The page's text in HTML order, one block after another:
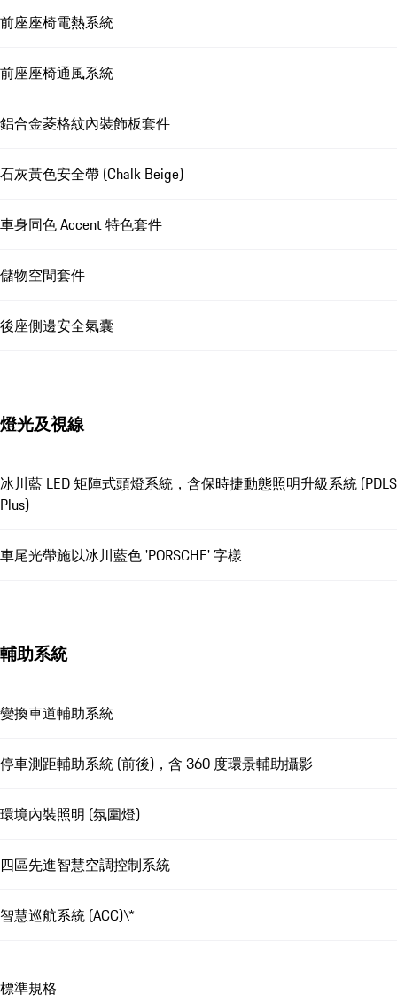
前座座椅電熱系統
前座座椅通風系統
鋁合金菱格紋內裝飾板套件
石灰黃色安全帶 (Chalk Beige)
車身同色 Accent 特色套件
儲物空間套件
後座側邊安全氣囊
燈光及視線
冰川藍 LED 矩陣式頭燈系統，含保時捷動態照明升級系統 (PDLS
Plus)
車尾光帶施以冰川藍色 'PORSCHE' 字樣
輔助系統
變換車道輔助系統
停車測距輔助系統 (前後)，含 360 度環景輔助攝影
環境內裝照明 (氛圍燈)
四區先進智慧空調控制系統
智慧巡航系統 (ACC)\*
標準規格